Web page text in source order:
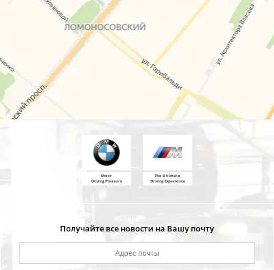
Sheer
Driving Pleasure
The Ultimate
Driving Experience
Получайте все новости на Вашу почту